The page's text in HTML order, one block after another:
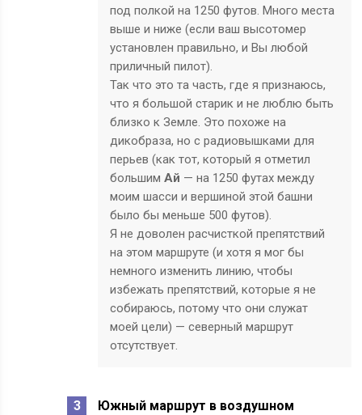
под полкой на 1250 футов. Много места
выше и ниже (если ваш высотомер
установлен правильно, и Вы любой
приличный пилот).
Так что это та часть, где я признаюсь,
что я большой старик и не люблю быть
близко к Земле. Это похоже на
дикобраза, но с радиовышками для
перьев (как тот, который я отметил
большимАй — на 1250 футах между
моим шасси и вершиной этой башни
было бы меньше 500 футов).
Я не доволен расчисткой препятствий
на этом маршруте (и хотя я мог бы
немного изменить линию, чтобы
избежать препятствий, которые я не
собираюсь, потому что они служат
моей цели) — северный маршрут
отсутствует.
Южный маршрут в воздушном